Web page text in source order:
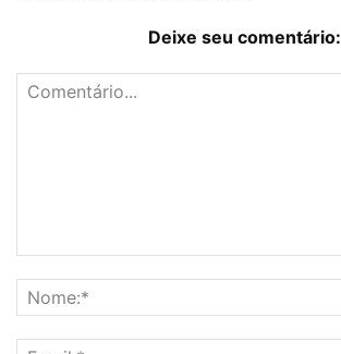
Deixe seu comentário: